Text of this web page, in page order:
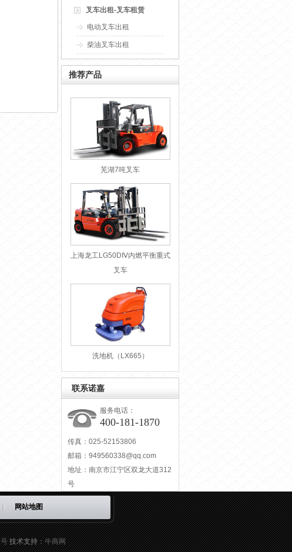
叉车出租-叉车租赁
电动叉车出租
柴油叉车出租
推荐产品
芜湖7吨叉车
上海龙工LG50DⅣ内燃平衡重式
叉车
洗地机（LX665）
联系诺嘉
服务电话：
400-181-1870
传真：025-52153806
邮箱： 949560338@qq.com
地址：南京市江宁区双龙大道312
号
网站地图
技术支持：牛商网